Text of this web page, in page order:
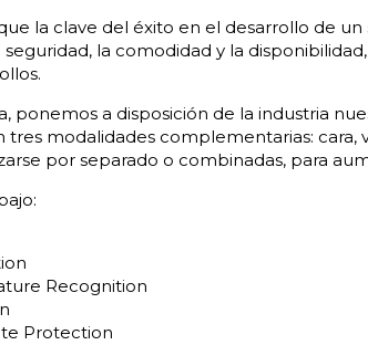
la clave del éxito en el desarrollo de
seguridad, la comodidad y la
ponemos a disposición de la industria
tres modalidades complementarias:
por separado o combinadas, para
Recognition
Protection